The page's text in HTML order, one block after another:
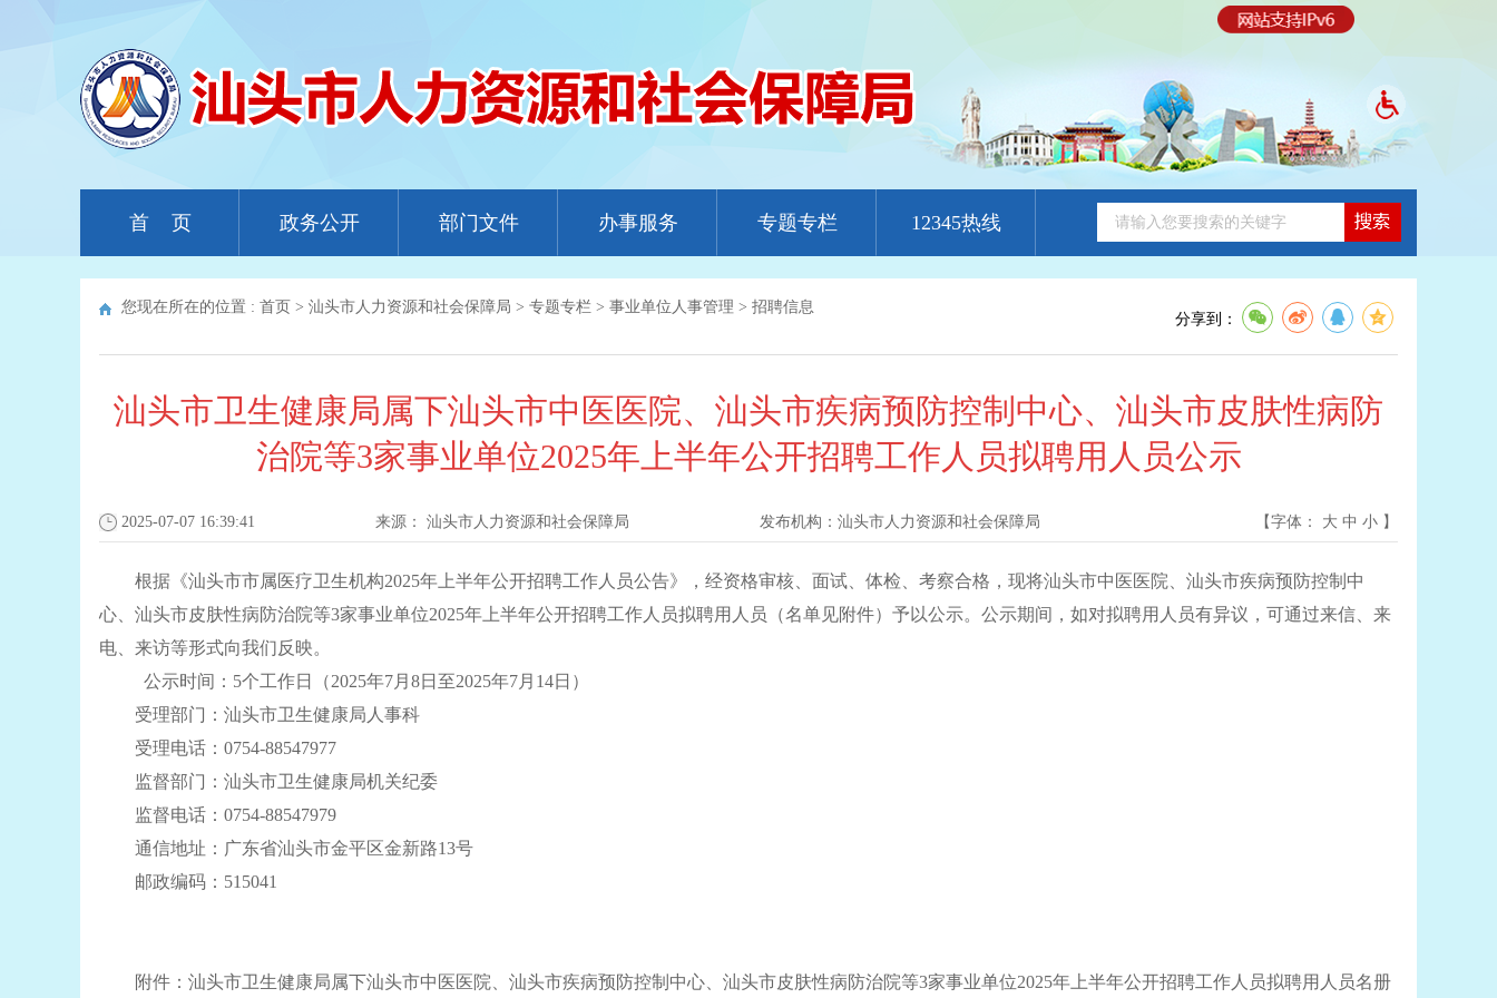
首 页 政务公开 部门文件 办事服务 专题专栏 12345热线
您现在所在的位置 : 首页 > 汕头市人力资源和社会保障局 > 专题专栏 > 事业单位人事管理 > 招聘信息
分享到：
汕头市卫生健康局属下汕头市中医医院、汕头市疾病预防控制中心、汕头市皮肤性病防
治院等3家事业单位2025年上半年公开招聘工作人员拟聘用人员公示
2025-07-07 16:39:41 来源： 汕头市人力资源和社会保障局 发布机构： 汕头市人力资源和社会保障局 【字体： 大 中 小 】
根据《汕头市市属医疗卫生机构2025年上半年公开招聘工作人员公告》，经资格审核、面试、体检、考察合格，现将汕头市中医医院、汕头市疾病预防控制中
心、汕头市皮肤性病防治院等3家事业单位2025年上半年公开招聘工作人员拟聘用人员（名单见附件）予以公示。公示期间，如对拟聘用人员有异议，可通过来信、来
电、来访等形式向我们反映。
公示时间：5个工作日（2025年7月8日至2025年7月14日）
受理部门：汕头市卫生健康局人事科
受理电话：0754-88547977
监督部门：汕头市卫生健康局机关纪委
监督电话：0754-88547979
通信地址：广东省汕头市金平区金新路13号
邮政编码：515041
附件： 汕头市卫生健康局属下汕头市中医医院、汕头市疾病预防控制中心、汕头市皮肤性病防治院等3家事业单位2025年上半年公开招聘工作人员拟聘用人员名册